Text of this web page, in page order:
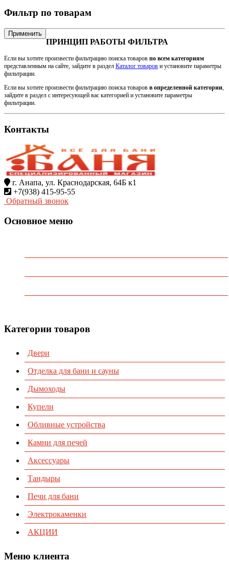
Фильтр по товарам
Применить
ПРИНЦИП РАБОТЫ ФИЛЬТРА
Если вы хотите произвести фильтрацию поиска товаров по всем категориям
представленным на сайте, зайдите в раздел Каталог товаров и установите параметры
фильтрации.
Если вы хотите произвести фильтрацию поиска товаров в определенной категории,
зайдите в раздел с интересующей вас категорией и установите параметры
фильтрации.
Контакты
г. Анапа, ул. Краснодарская, 64Б к1
+7(938) 415-95-55
Обратный звонок
Основное меню
Категории товаров
Двери
Отделка для бани и сауны
Дымоходы
Купели
Обливные устройства
Камни для печей
Аксессуары
Тандыры
Печи для бани
Электрокаменки
АКЦИИ
Меню клиента